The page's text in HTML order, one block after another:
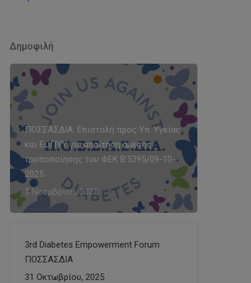
Δημοφιλή
ΠΟΣΣΑΣΔΙΑ: Επιστολή προς Υπ. Υγείας
και ΕΟΠΥΥ για απαίτηση άμεσης
τροποποίησης του ΦΕΚ Β’5395/09-10-
2025
3 Νοεμβρίου, 2025
3rd Diabetes Empowerment Forum
ΠΟΣΣΑΣΔΙΑ
31 Οκτωβρίου, 2025